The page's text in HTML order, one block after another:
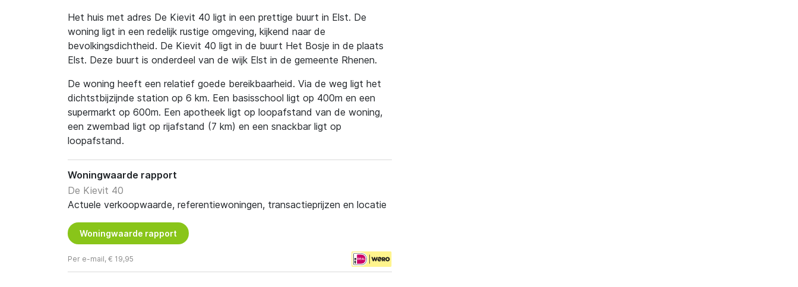
Het huis met adres De Kievit 40 ligt in een prettige buurt in Elst. De
woning ligt in een redelijk rustige omgeving, kijkend naar de
bevolkingsdichtheid. De Kievit 40 ligt in de buurt Het Bosje in de plaats
Elst. Deze buurt is onderdeel van de wijk Elst in de gemeente Rhenen.
De woning heeft een relatief goede bereikbaarheid. Via de weg ligt het
dichtstbijzijnde station op 6 km. Een basisschool ligt op 400m en een
supermarkt op 600m. Een apotheek ligt op loopafstand van de woning,
een zwembad ligt op rijafstand (7 km) en een snackbar ligt op
loopafstand.
Woningwaarde rapport
De Kievit 40
Actuele verkoopwaarde, referentiewoningen, transactieprijzen en locatie
Woningwaarde rapport
Per e-mail, € 19,95